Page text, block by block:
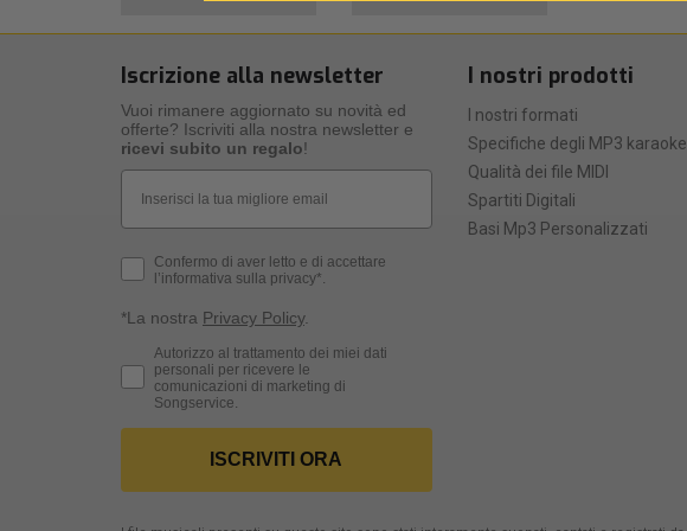
Iscrizione alla newsletter
Vuoi rimanere aggiornato su novità ed
offerte? Iscriviti alla nostra newsletter e
ricevi subito un regalo!
Privacy Policy
Confermo di aver letto e di accettare
l’informativa sulla privacy*.
*La nostra Privacy Policy.
Consenso Marketing
Autorizzo al trattamento dei miei dati
personali per ricevere le
comunicazioni di marketing di
Songservice.
ISCRIVITI ORA
I nostri prodotti
I nostri formati
Specifiche degli MP3 karaoke
Qualità dei file MIDI
Spartiti Digitali
Basi Mp3 Personalizzati